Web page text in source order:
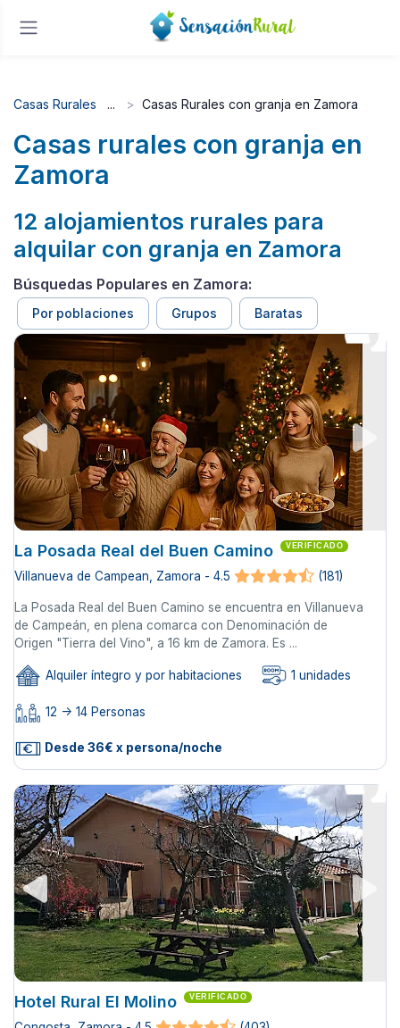
Casas Rurales Casas Rurales con granja en Zamora
Casas rurales con granja en
Zamora
12 alojamientos rurales para
alquilar con granja en Zamora
Búsquedas Populares en Zamora:
Por poblaciones Grupos Baratas
La Posada Real del Buen Camino VERIFICADO
Villanueva de Campean, Zamora - 4.5 (181)
La Posada Real del Buen Camino se encuentra en Villanueva
de Campeán, en plena comarca con Denominación de
Origen "Tierra del Vino", a 16 km de Zamora. Es ...
Alquiler íntegro y por habitaciones 1 unidades
12 -> 14 Personas
Desde 36€ x persona/noche
Hotel Rural El Molino VERIFICADO